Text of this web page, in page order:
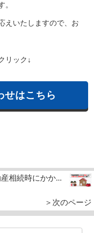
。
えいたしますので、お
リック↓
せはこちら
相続時にかか...
＞次のページ